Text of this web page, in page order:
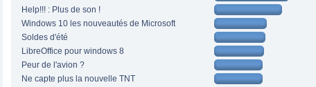
Help!!! : Plus de son !
Windows 10 les nouveautés de Microsoft
Soldes d'été
LibreOffice pour windows 8
Peur de l'avion ?
Ne capte plus la nouvelle TNT